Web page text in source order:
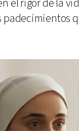
el rigor de la
padecimientos